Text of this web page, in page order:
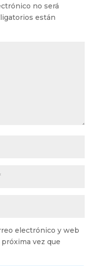
no será
están
electrónico y web
vez que